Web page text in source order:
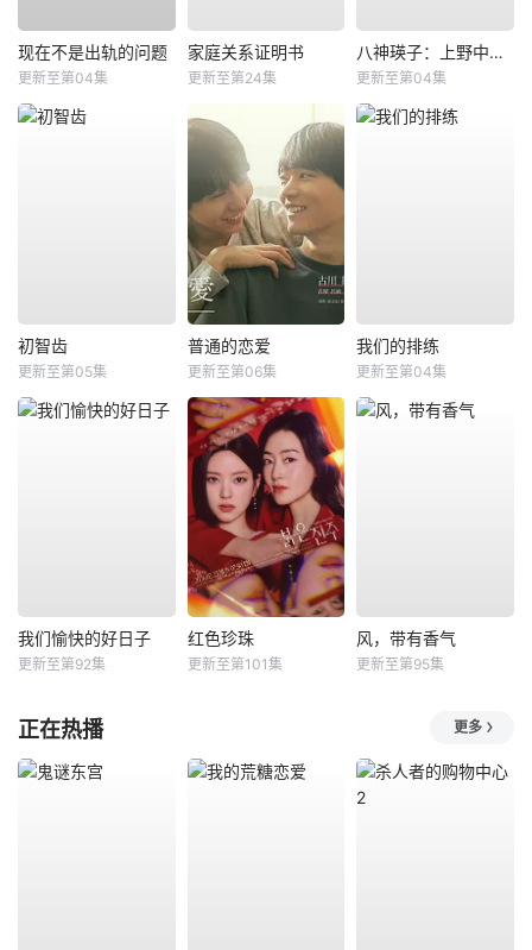
现在不是出轨的问题
更新至第04集
家庭关系证明书
更新至第24集
八神瑛子：上野中央署组织犯罪对策课
更新至第04集
初智齿
更新至第05集
普通的恋爱
更新至第06集
我们的排练
更新至第04集
我们愉快的好日子
更新至第92集
红色珍珠
更新至第101集
风，带有香气
更新至第95集
正在热播 更多